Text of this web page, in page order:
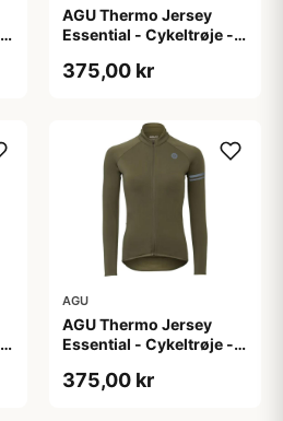
AGU Thermo Jersey
Essential - Cykeltrøje -
M
375,00 kr
AGU
AGU Thermo Jersey
Essential - Cykeltrøje -
XL
375,00 kr